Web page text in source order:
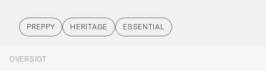
PREPPY HERITAGE ESSENTIAL
OVERSIGT